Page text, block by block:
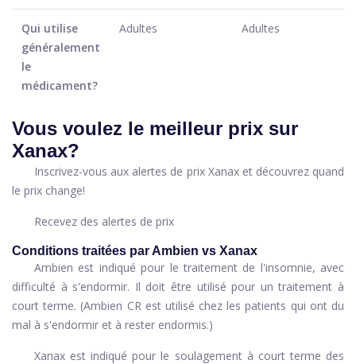
Qui utilise
généralement
le
médicament?
Adultes Adultes
Vous voulez le meilleur prix sur
Xanax?
Inscrivez-vous aux alertes de prix Xanax et découvrez quand
le prix change!
Recevez des alertes de prix
Conditions traitées par Ambien vs Xanax
Ambien est indiqué pour le traitement de l'insomnie, avec
difficulté à s'endormir. Il doit être utilisé pour un traitement à
court terme. (Ambien CR est utilisé chez les patients qui ont du
mal à s'endormir et à rester endormis.)
Xanax est indiqué pour le soulagement à court terme des